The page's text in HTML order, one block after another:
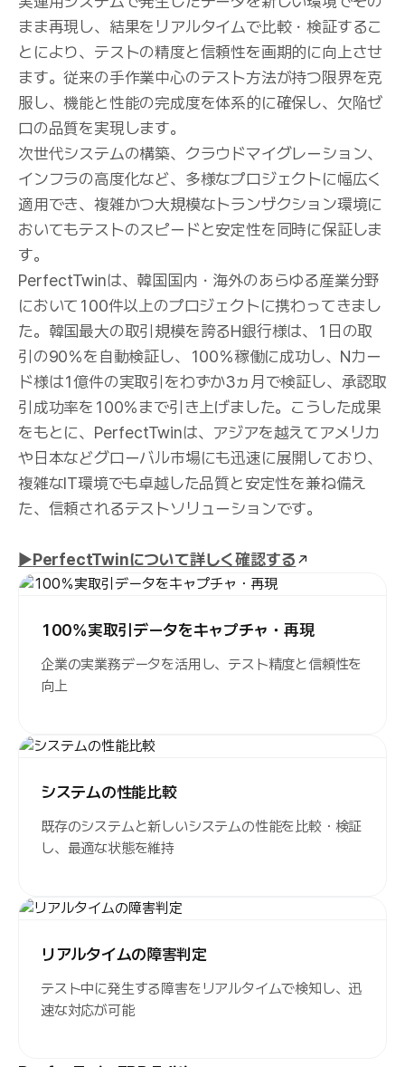
まま再現し、結果をリアルタイムで比較・検証するこ
とにより、テストの精度と信頼性を画期的に向上させ
ます。従来の手作業中心のテスト方法が持つ限界を克
服し、機能と性能の完成度を体系的に確保し、欠陥ゼ
ロの品質を実現します。
次世代システムの構築、クラウドマイグレーション、
インフラの高度化など、多様なプロジェクトに幅広く
適用でき、複雑かつ大規模なトランザクション環境に
おいてもテストのスピードと安定性を同時に保証しま
す。
PerfectTwinは、韓国国内・海外のあらゆる産業分野
において100件以上のプロジェクトに携わってきまし
た。韓国最大の取引規模を誇るH銀行様は、1日の取
引の90％を自動検証し、100％稼働に成功し、Nカー
ド様は1億件の実取引をわずか3ヵ月で検証し、承認取
引成功率を100％まで引き上げました。こうした成果
をもとに、PerfectTwinは、アジアを越えてアメリカ
や日本などグローバル市場にも迅速に展開しており、
複雑なIT環境でも卓越した品質と安定性を兼ね備え
た、信頼されるテストソリューションです。
▶PerfectTwinについて詳しく確認する
100％実取引データをキャプチャ・再現
企業の実業務データを活用し、テスト精度と信頼性を
向上
システムの性能比較
既存のシステムと新しいシステムの性能を比較・検証
し、最適な状態を維持
リアルタイムの障害判定
テスト中に発生する障害をリアルタイムで検知し、迅
速な対応が可能